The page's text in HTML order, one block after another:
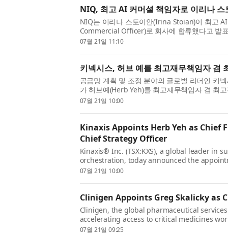
NIQ, 최고 AI 커머셜 책임자로 이리나 스
NIQ는 이리나 스토이안(Irina Stoian)이 최고
Commercial Officer)로 회사에 합류했다고 발
머셜 전략을 가속화하고 고객이 회사의 AI 역
07월 21일 11:10
키넥시스, 허브 예를 최고재무책임자 겸
공급망 계획 및 조정 분야의 글로벌 리더인 키
가 허브예(Herb Yeh)를 최고재무책임자 겸 최
다(2026년 7월 27일 발효). 예는 키넥시스의 글
07월 21일 10:00
Kinaxis Appoints Herb Yeh as Chief
Chief Strategy Officer
Kinaxis® Inc. (TSX:KXS), a global leader in
orchestration, today announced the
Financial Officer and Chief Strategy Officer,
07월 21일 10:00
Clinigen Appoints Greg Skalicky as
Clinigen, the global pharmaceutical
accelerating access to critical medicines
appointment of Greg Skalicky as Group
07월 21일 09:25